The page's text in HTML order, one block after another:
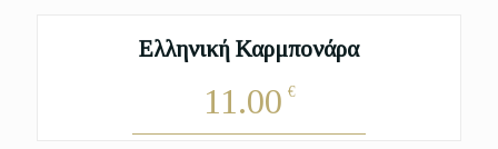
Ελληνική Καρμπονάρα
11.00 €